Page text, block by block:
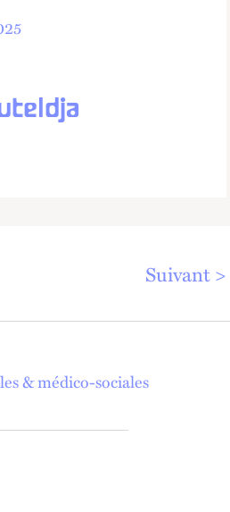
Suivant
& médico-sociales